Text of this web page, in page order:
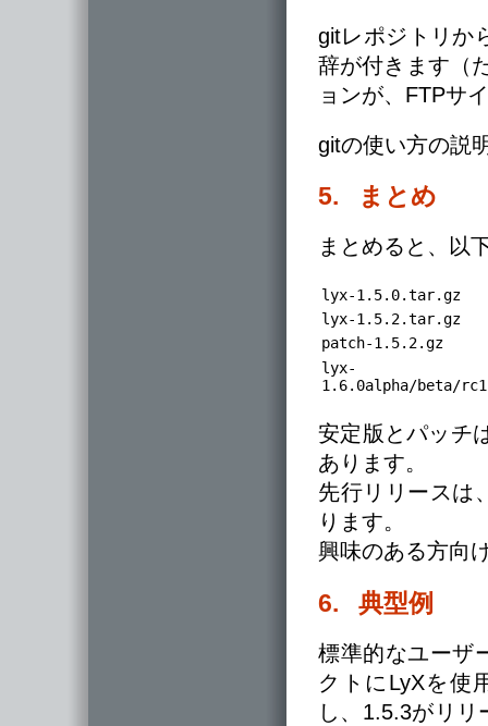
gitレポジトリか
辞が付きます（
ョンが、FTPサ
gitの使い方の説
5. まとめ
まとめると、以
lyx-1.5.0.tar.gz
lyx-1.5.2.tar.gz
patch-1.5.2.gz
lyx-
1.6.0alpha/beta/
安定版とパッチ
あります。
先行リリースは
ります。
興味のある方向
6. 典型例
標準的なユーザ
クトにLyXを使
し、1.5.3がリ